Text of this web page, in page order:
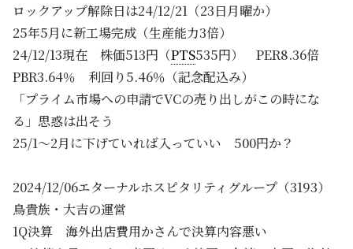
ロックアップ解除日は24/12/21（23日月曜か）
25年5月に新工場完成（生産能力3倍）
24/12/13現在 株価513円（PTS535円） PER8.36倍
PBR3.64％ 利回り5.46％（記念配込み）
「プライム市場への申請でVCの売り出しがこの時にな
る」思惑は出そう
25/1～2月に下げていれば入っていい 500円か？
2024/12/06エターナルホスピタリティグループ（3193）
鳥貴族・大吉の運営
1Q決算 海外出店費用かさんで決算内容悪い